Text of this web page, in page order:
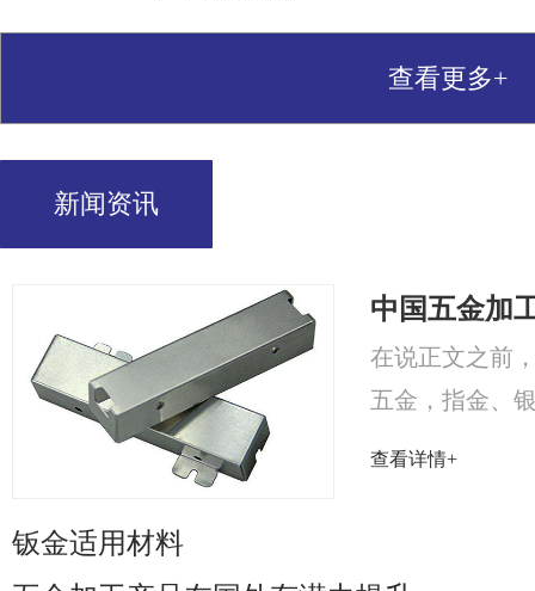
查看更多+
新闻资讯
中国五金加
在说正文之前
五金，指金、
称，五金为工
查看详情+
钣金适用材料